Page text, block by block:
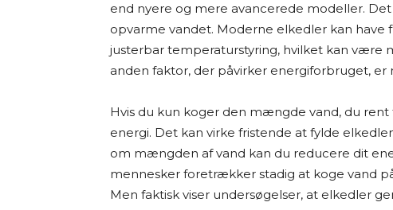
tilgængelige kilder – både fra danske og
vurderer jeg fordele og ulemper ved
anbefalinger.
letforståelig måde. Men jeg kan ikke
opdaterede eller dækkende.
Jeg vil også gøre opmærksom på, at siden
vælger at købe et produkt via disse links,
end nyere og mere avancerede modeller.
opvarme vandet. Moderne elkedler kan
justerbar temperaturstyring, hvilket kan være
anden faktor, der påvirker energiforbruget,
Hvis du kun koger den mængde vand, du
energi. Det kan virke fristende at fylde
om mængden af vand kan du reducere dit
mennesker foretrækker stadig at koge vand
Men faktisk viser undersøgelser, at elkedler